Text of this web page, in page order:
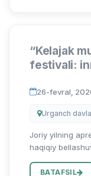
“Kelajak
festivali:
26-fevral,
Urganch
Joriy yilning
haqiqiy
aylanadi — Oliy
BATAFSIL